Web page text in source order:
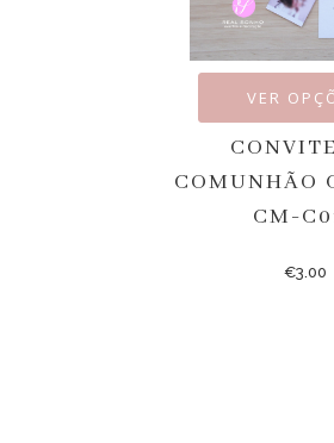
VER
COMUNHÃO
CM-
€3.00